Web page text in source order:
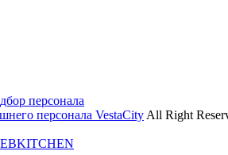
персонала
персонала VestaCity All Right